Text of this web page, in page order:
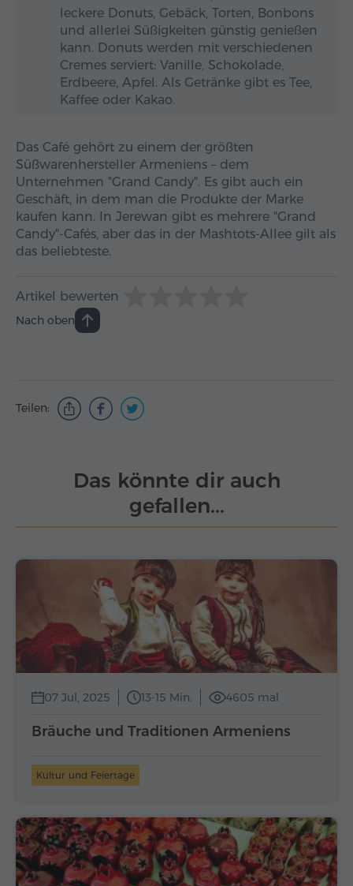
leckere Donuts, Gebäck, Torten, Bonbons
und allerlei Süßigkeiten günstig genießen
kann. Donuts werden mit verschiedenen
Cremes serviert: Vanille, Schokolade,
Erdbeere, Apfel. Als Getränke gibt es Tee,
Kaffee oder Kakao.
Das Café gehört zu einem der größten
Süßwarenhersteller Armeniens – dem
Unternehmen "Grand Candy". Es gibt auch ein
Geschäft, in dem man die Produkte der Marke
kaufen kann. In Jerewan gibt es mehrere "Grand
Candy"-Cafés, aber das in der Mashtots-Allee gilt als
das beliebteste.
Nach oben
Artikel bewerten
Teilen:
Das könnte dir auch
gefallen...
07 Jul, 2025 13-15 Min. 4605 mal
Bräuche und Traditionen Armeniens
Kultur und Feiertage